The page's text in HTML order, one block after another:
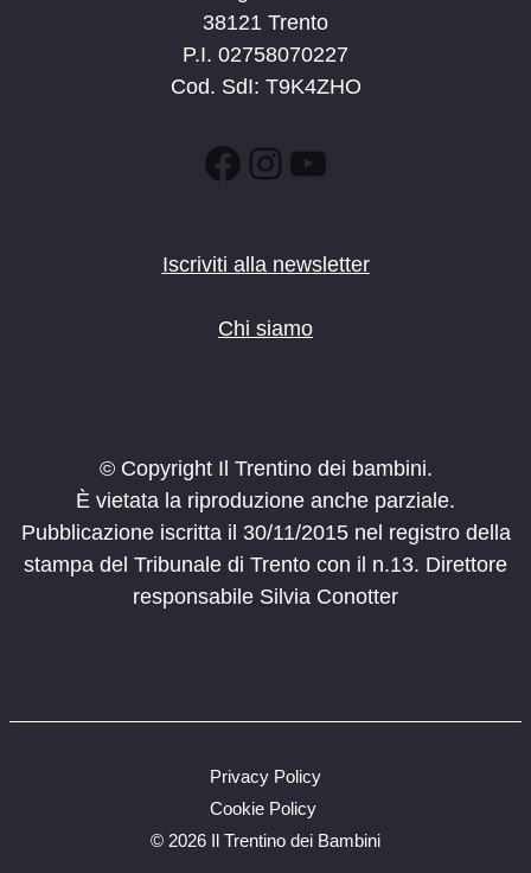
38121 Trento
P.I. 02758070227
Cod. SdI: T9K4ZHO
Facebook
Instagram
YouTube
Iscriviti alla newsletter
Chi siamo
© Copyright Il Trentino dei bambini.
È vietata la riproduzione anche parziale.
Pubblicazione iscritta il 30/11/2015 nel registro della
stampa del Tribunale di Trento con il n.13. Direttore
responsabile Silvia Conotter
© 2026 Il Trentino dei Bambini
Privacy Policy
Cookie Policy